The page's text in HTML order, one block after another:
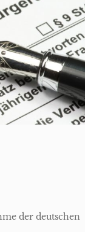
der deutschen